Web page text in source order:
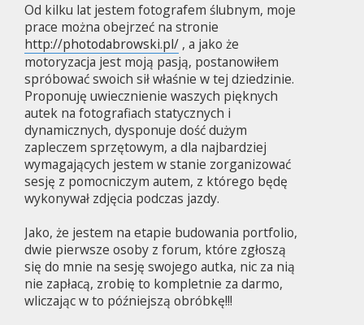
Od kilku lat jestem fotografem ślubnym, moje
prace można obejrzeć na stronie
http://photodabrowski.pl/ , a jako że
motoryzacja jest moją pasją, postanowiłem
spróbować swoich sił właśnie w tej dziedzinie.
Proponuję uwiecznienie waszych pięknych
autek na fotografiach statycznych i
dynamicznych, dysponuje dość dużym
zapleczem sprzętowym, a dla najbardziej
wymagających jestem w stanie zorganizować
sesję z pomocniczym autem, z którego będę
wykonywał zdjęcia podczas jazdy.
Jako, że jestem na etapie budowania portfolio,
dwie pierwsze osoby z forum, które zgłoszą
się do mnie na sesję swojego autka, nic za nią
nie zapłacą, zrobię to kompletnie za darmo,
wliczając w to późniejszą obróbkę!!!